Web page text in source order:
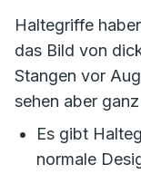
Haltegriffe
das Bild von
Stangen vor
sehen aber
Es gibt
normale